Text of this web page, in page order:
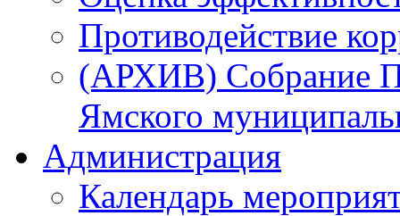
Противодействие
(АРХИВ) Собрание
Ямского
Администрация
Календарь